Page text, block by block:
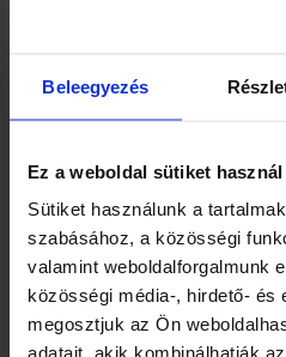
Beleegyezés
Ez a weboldal sütiket használ
Sütiket használunk a
szabásához, a közösségi
valamint weboldalforgalmunk
közösségi média-, hirdető- és
megosztjuk az Ön
adatait, akik kombinálhatják
Dennree Bio
865 Ft